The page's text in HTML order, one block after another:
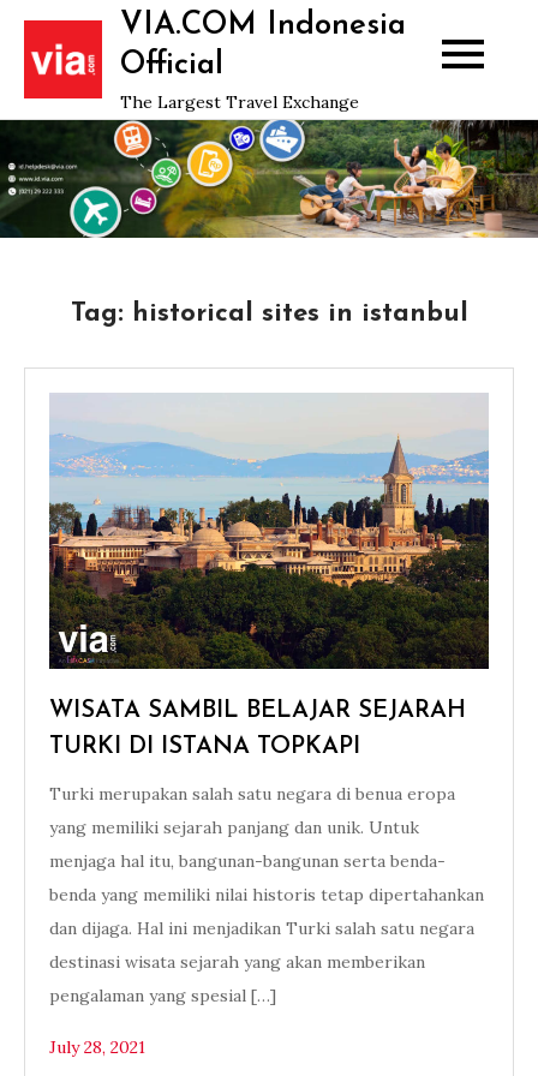
Skip
content
VIA.COM Indonesia
Official
The Largest Travel Exchange
Tag: historical sites in istanbul
WISATA SAMBIL BELAJAR SEJARAH
TURKI DI ISTANA TOPKAPI
Turki merupakan salah satu negara di benua eropa
yang memiliki sejarah panjang dan unik. Untuk
menjaga hal itu, bangunan-bangunan serta benda-
benda yang memiliki nilai historis tetap dipertahankan
dan dijaga. Hal ini menjadikan Turki salah satu negara
destinasi wisata sejarah yang akan memberikan
pengalaman yang spesial […]
July 28, 2021